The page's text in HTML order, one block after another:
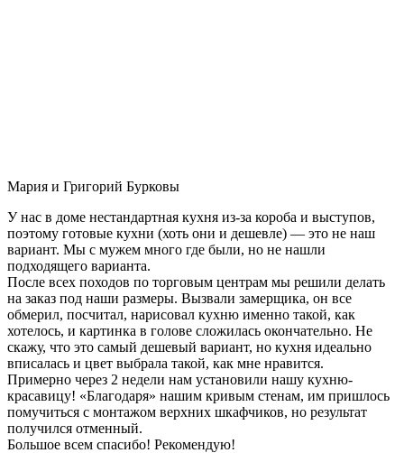
Мария и Григорий Бурковы
У нас в доме нестандартная кухня из-за короба и выступов,
поэтому готовые кухни (хоть они и дешевле) — это не наш
вариант. Мы с мужем много где были, но не нашли
подходящего варианта.
После всех походов по торговым центрам мы решили делать
на заказ под наши размеры. Вызвали замерщика, он все
обмерил, посчитал, нарисовал кухню именно такой, как
хотелось, и картинка в голове сложилась окончательно. Не
скажу, что это самый дешевый вариант, но кухня идеально
вписалась и цвет выбрала такой, как мне нравится.
Примерно через 2 недели нам установили нашу кухню-
красавицу! «Благодаря» нашим кривым стенам, им пришлось
помучиться с монтажом верхних шкафчиков, но результат
получился отменный.
Большое всем спасибо! Рекомендую!